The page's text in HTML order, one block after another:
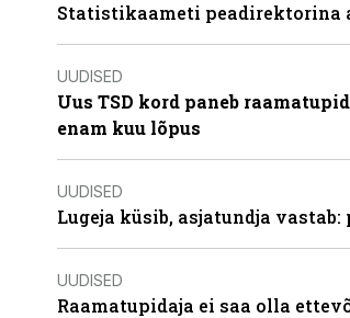
Statistikaameti peadirektorina
UUDISED
Uus TSD kord paneb
enam kuu lõpus
UUDISED
Lugeja küsib, asjatundja
UUDISED
Raamatupidaja ei saa olla